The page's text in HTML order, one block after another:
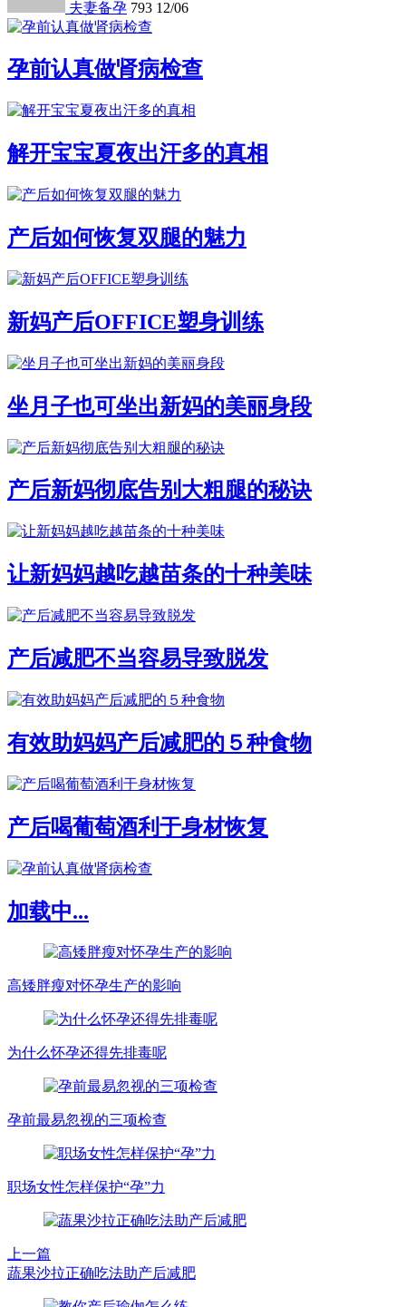
夫妻备孕 793 12/06
孕前认真做肾病检查
解开宝宝夏夜出汗多的真相
产后如何恢复双腿的魅力
新妈产后OFFICE塑身训练
坐月子也可坐出新妈的美丽身段
产后新妈彻底告别大粗腿的秘诀
让新妈妈越吃越苗条的十种美味
产后减肥不当容易导致脱发
有效助妈妈产后减肥的５种食物
产后喝葡萄酒利于身材恢复
加载中...
高矮胖瘦对怀孕生产的影响
为什么怀孕还得先排毒呢
孕前最易忽视的三项检查
职场女性怎样保护“孕”力
上一篇
蔬果沙拉正确吃法助产后减肥